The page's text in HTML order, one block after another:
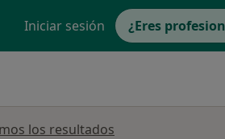
Iniciar sesión ¿Eres
los resultados